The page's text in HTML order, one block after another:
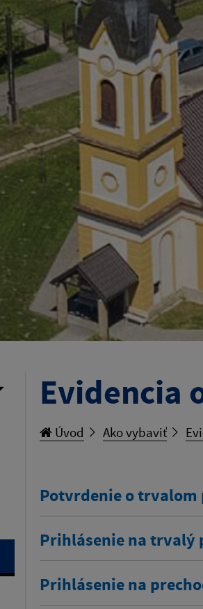
Evidencia
Úvod Ako vybaviť
Potvrdenie o trvalom
Prihlásenie na trvalý
Prihlásenie na